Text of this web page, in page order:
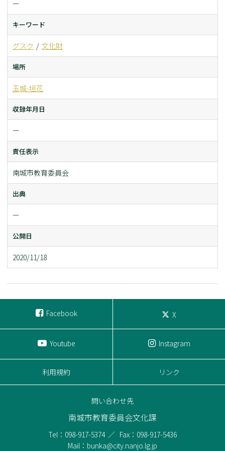
ー
キーワード
グスク 文化財
場所
玉城-垣花
収録年月日
ー
責任表示
南城市教育委員会
出典
ー
公開日
2020/11/18
Facebook X
Youtube Instagram
利用規約 リンク
問い合わせ先
南城市教育委員会文化課
Tel：098-917-5374
Fax：098-917-5436
Mail：bunka@city.nanjo.lg.jp